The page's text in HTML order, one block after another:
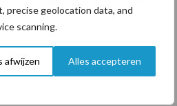
precise geolocation data, and
scanning.
afwijzen Alles accepteren
een vaak
risicofactor voor